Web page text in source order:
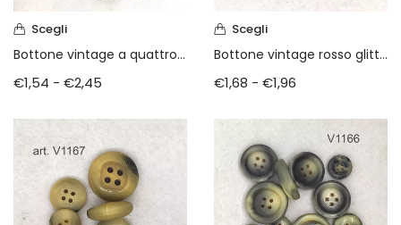
Scegli
Bottone vintage a quattro fori anni 80
€1,54 - €2,45
Scegli
Bottone vintage rosso glitterato anni 90
€1,68 - €1,96